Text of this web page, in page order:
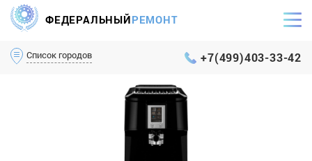
ФЕДЕРАЛЬНЫЙРЕМОНТ
Список городов +7(499)403-33-42